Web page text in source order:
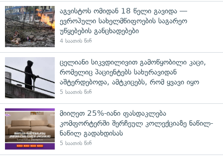
აგვისტოს ომიდან 18 წელი გავიდა —
ევროპული სახელმწიფოების საგარეო
უწყებების განცხადებები
4 საათის წინ
ცელიანი სიკვდილივით გამოწყობილი კაცი,
რომელიც პაციენტებს სახურავიდან
აშტერდებოდა, ამტკიცებს, რომ ყვავი იყო
5 საათის წინ
მიიღეთ 25%-იანი ფასდაკლება
კომფორტერში შერჩეულ კოლექციაზე ნაწილ-
ნაწილ გადახდისას
5 საათის წინ